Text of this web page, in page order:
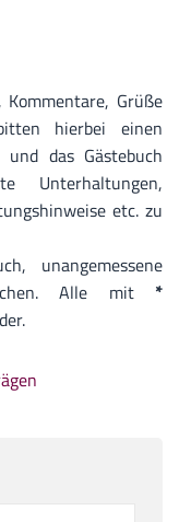
Grüße
hierbei einen
das Gästebuch
etc. zu
unangemessene
Alle mit *